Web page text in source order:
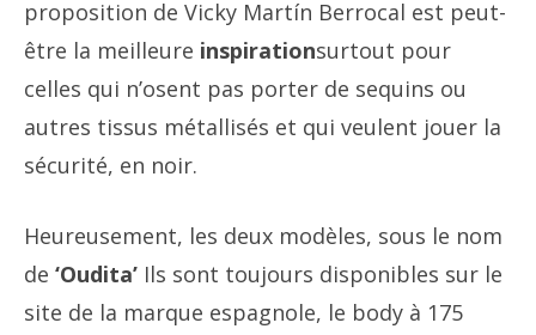
proposition de Vicky Martín Berrocal est peut-
être la meilleure inspirationsurtout pour
celles qui n’osent pas porter de sequins ou
autres tissus métallisés et qui veulent jouer la
sécurité, en noir.
Heureusement, les deux modèles, sous le nom
de ‘Oudita’ Ils sont toujours disponibles sur le
site de la marque espagnole, le body à 175